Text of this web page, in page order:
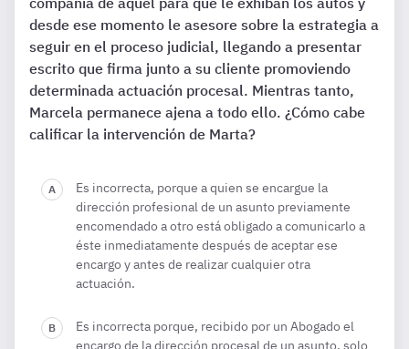
desde ese momento le asesore sobre la estrategia a
seguir en el proceso judicial, llegando a presentar
escrito que firma junto a su cliente promoviendo
determinada actuación procesal. Mientras tanto,
Marcela permanece ajena a todo ello. ¿Cómo cabe
calificar la intervención de Marta?
Es incorrecta, porque a quien se encargue la
dirección profesional de un asunto previamente
encomendado a otro está obligado a comunicarlo a
éste inmediatamente después de aceptar ese
encargo y antes de realizar cualquier otra
actuación.
Es incorrecta porque, recibido por un Abogado el
encargo de la dirección procesal de un asunto, solo